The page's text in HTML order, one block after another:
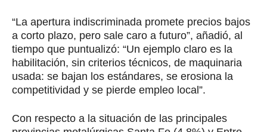
“La apertura indiscriminada promete precios bajos
a corto plazo, pero sale caro a futuro”, añadió, al
tiempo que puntualizó: “Un ejemplo claro es la
habilitación, sin criterios técnicos, de maquinaria
usada: se bajan los estándares, se erosiona la
competitividad y se pierde empleo local”.
Con respecto a la situación de las principales